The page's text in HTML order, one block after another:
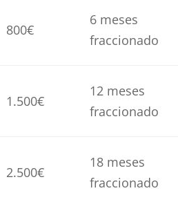
800€
6 meses
fraccionado
1.500€
12 meses
fraccionado
2.500€
18 meses
fraccionado